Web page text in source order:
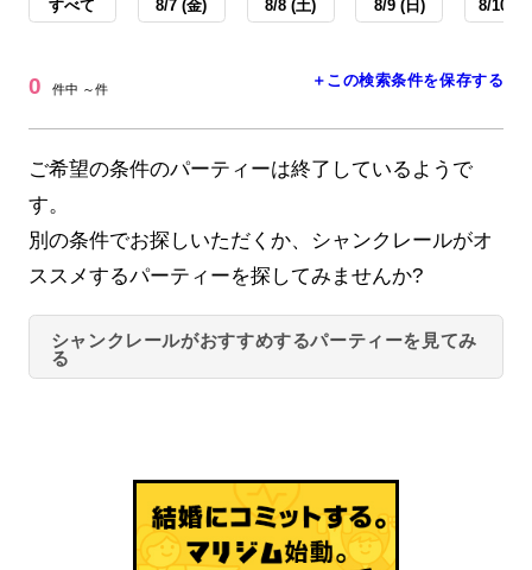
すべて 8/7 (金) 8/8 (土) 8/9 (日) 8/10 (
0 件中 ～件 ＋この検索条件を保存する
ご希望の条件のパーティーは終了しているようで
す。
別の条件でお探しいただくか、シャンクレールがオ
ススメするパーティーを探してみませんか?
シャンクレールがおすすめするパーティーを見てみ
る